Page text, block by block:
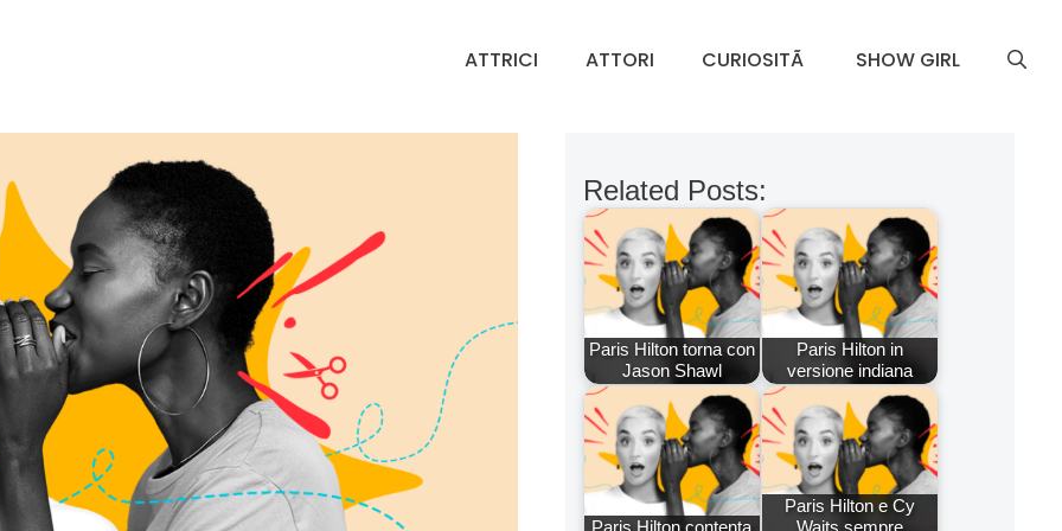
ATTRICI ATTORI CURIOSITÃ SHOW GIRL
Related Posts:
Paris Hilton torna con
Jason Shawl
Paris Hilton in
versione indiana
Paris Hilton e Cy